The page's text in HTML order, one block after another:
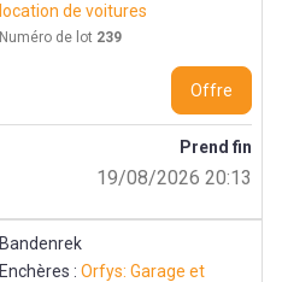
location de voitures
Numéro de lot 239
Offre
Prend fin
19/08/2026 20:13
Bandenrek
Enchères :Orfys: Garage et